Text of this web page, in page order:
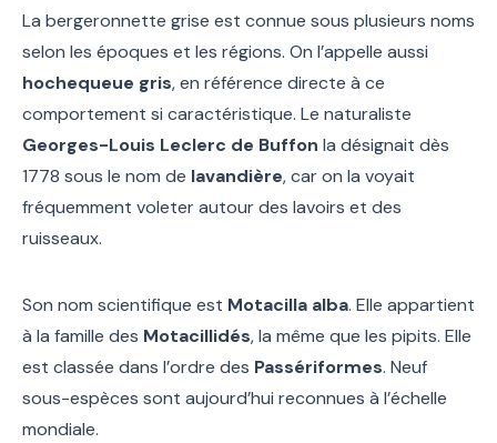
La bergeronnette grise est connue sous plusieurs noms
selon les époques et les régions. On l’appelle aussi
hochequeue gris, en référence directe à ce
comportement si caractéristique. Le naturaliste
Georges-Louis Leclerc de Buffon la désignait dès
1778 sous le nom de lavandière, car on la voyait
fréquemment voleter autour des lavoirs et des
ruisseaux.
Son nom scientifique est Motacilla alba. Elle appartient
à la famille des Motacillidés, la même que les pipits. Elle
est classée dans l’ordre des Passériformes. Neuf
sous-espèces sont aujourd’hui reconnues à l’échelle
mondiale.